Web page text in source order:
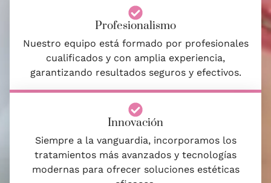
Profesionalismo
Nuestro equipo está formado por profesionales
cualificados y con amplia experiencia,
garantizando resultados seguros y efectivos.
Innovación
Siempre a la vanguardia, incorporamos los
tratamientos más avanzados y tecnologías
modernas para ofrecer soluciones estéticas